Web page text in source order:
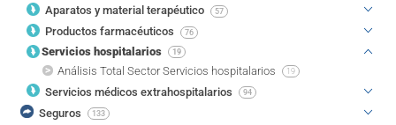
Aparatos y material terapéutico 57
Productos farmacéuticos 76
Servicios hospitalarios 19
Análisis Total Sector Servicios hospitalarios 19
Servicios médicos extrahospitalarios 94
Seguros 133